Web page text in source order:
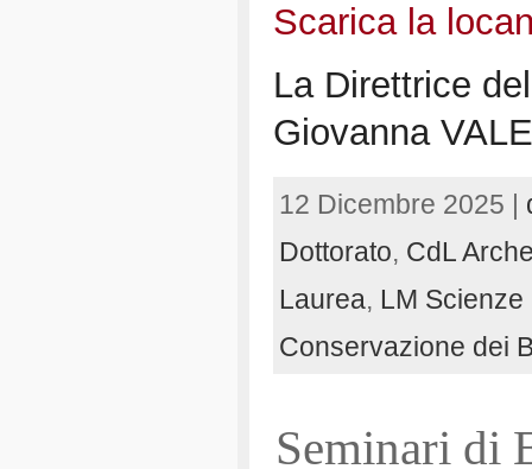
Scarica la
La Direttrice
Giovanna
12 Dicembre 2025 |
Dottorato, CdL
Laurea, LM
Conservazione dei
Seminari di